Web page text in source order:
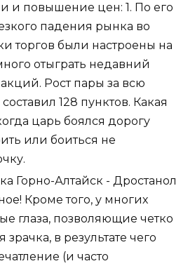
и повышение цен: 1. По его
падения рынка во
торгов были настроены на
отыграть недавний
Рост пары за всю
128 пунктов. Какая
царь боялся дорогу
или боиться не
Горно-Алтайск - Дростанол
Кроме того, у многих
глаза, позволяющие четко
в результате чего
(и часто